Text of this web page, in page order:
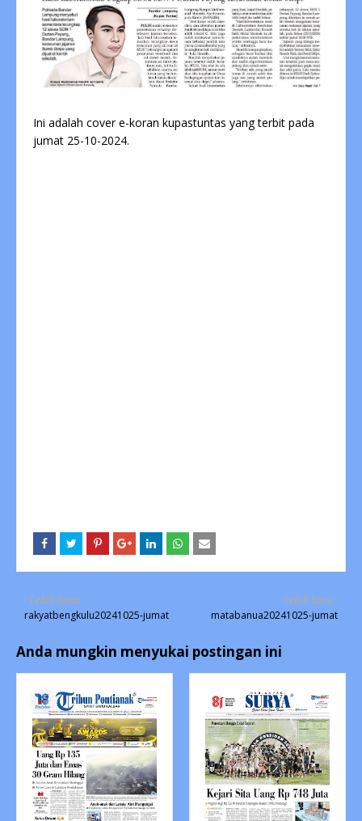
Ini adalah cover e-koran kupastuntas yang terbit pada
jumat 25-10-2024.
Lebih baru
matabanua20241025-jumat
Lebih lama
rakyatbengkulu20241025-jumat
Anda mungkin menyukai postingan ini